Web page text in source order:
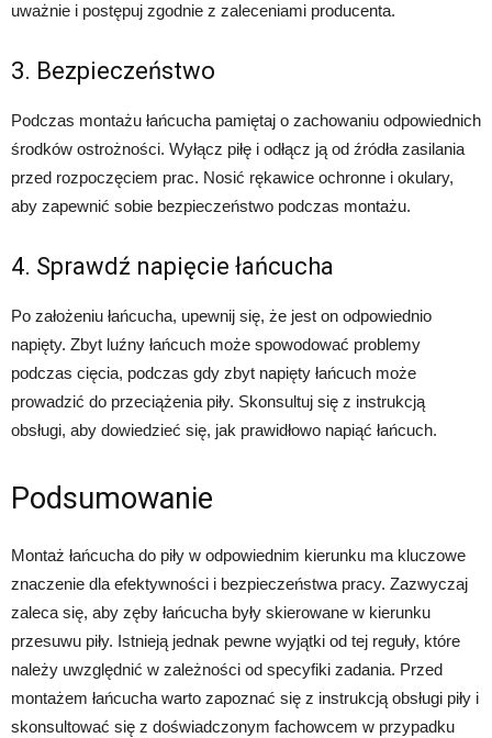
uważnie i postępuj zgodnie z zaleceniami producenta.
3. Bezpieczeństwo
Podczas montażu łańcucha pamiętaj o zachowaniu odpowiednich
środków ostrożności. Wyłącz piłę i odłącz ją od źródła zasilania
przed rozpoczęciem prac. Nosić rękawice ochronne i okulary,
aby zapewnić sobie bezpieczeństwo podczas montażu.
4. Sprawdź napięcie łańcucha
Po założeniu łańcucha, upewnij się, że jest on odpowiednio
napięty. Zbyt luźny łańcuch może spowodować problemy
podczas cięcia, podczas gdy zbyt napięty łańcuch może
prowadzić do przeciążenia piły. Skonsultuj się z instrukcją
obsługi, aby dowiedzieć się, jak prawidłowo napiąć łańcuch.
Podsumowanie
Montaż łańcucha do piły w odpowiednim kierunku ma kluczowe
znaczenie dla efektywności i bezpieczeństwa pracy. Zazwyczaj
zaleca się, aby zęby łańcucha były skierowane w kierunku
przesuwu piły. Istnieją jednak pewne wyjątki od tej reguły, które
należy uwzględnić w zależności od specyfiki zadania. Przed
montażem łańcucha warto zapoznać się z instrukcją obsługi piły i
skonsultować się z doświadczonym fachowcem w przypadku